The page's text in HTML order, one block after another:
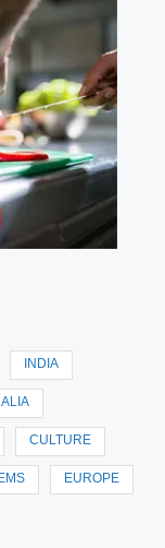
INDIA
CULTURE
EUROPE